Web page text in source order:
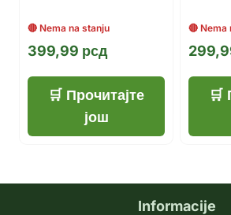
399,99 рсд
Прочитајте
још
Informacije